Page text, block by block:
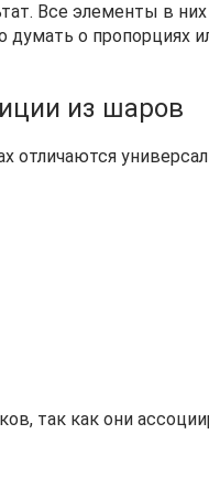
Все элементы в
думать о
из шаров
так как они